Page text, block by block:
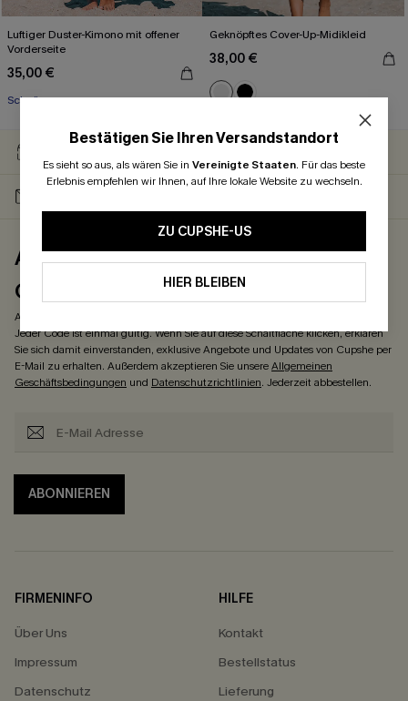
Luftiger Duster-Kimono mit offener
Vorderseite
35,00 €
Mit Gratis-Maßband
Schnürung
Geknöpftes Cover-Up-Midikleid
38,00 €
Bestätigen Sie Ihren Versandstandort
Es sieht so aus, als wären Sie in Vereinigte Staaten. Für das beste
Erlebnis empfehlen wir Ihnen, auf Ihre lokale Website zu wechseln.
ZU CUPSHE-US
HIER BLEIBEN
30-TÄGIGES
RÜCKGABERECHT
-15% NEWSLETTER-
ABONNIEREN & ERHALTEN 15%
OHNE MBW
Abonnieren und genießen Sie 15% OHNE MBW! *Ein Code pro Bestellung.
Jeder Code ist einmal gültig. Wenn Sie auf diese Schaltfläche klicken, erklären
Sie sich damit einverstanden, exklusive Angebote und Updates von Cupshe per
E-Mail zu erhalten. Außerdem akzeptieren Sie unsereAllgemeinen
Geschäftsbedingungen und Datenschutzrichtlinien. Jederzeit abbestellen.
ABONNIEREN
FIRMENINFO
Über Uns
Impressum
Datenschutz
HILFE
Kontakt
Bestellstatus
Lieferung